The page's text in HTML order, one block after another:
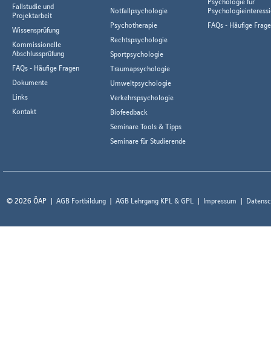
Fallstudie und
Projektarbeit
Wissensprüfung
Kommissionelle
Abschlussprüfung
FAQs - Häufige Fragen
Dokumente
Links
Kontakt
Notfallpsychologie
Psychotherapie
Rechtspsychologie
Sportpsychologie
Traumapsychologie
Umweltpsychologie
Verkehrspsychologie
Biofeedback
Seminare Tools & Tipps
Seminare für Studierende
FAQs - Häufige
© 2026 ÖAP AGB Fortbildung AGB Lehrgang KPL & GPL Impressum